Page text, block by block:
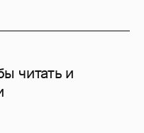
читать и